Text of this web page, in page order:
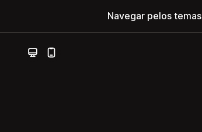
Navegar pelos temas